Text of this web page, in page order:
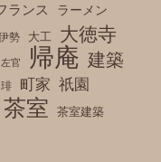
ランス ラーメン
勢 大工 大徳寺
左官 帰庵 建築
町家 祇園
茶室
茶室建築